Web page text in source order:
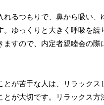
れるつもりで、鼻から吸い、
。ゆっくりと大きく呼吸を繰
ますので、内定者親睦会の際
とが苦手な人は、リラックス
とが大切です。リラックス方